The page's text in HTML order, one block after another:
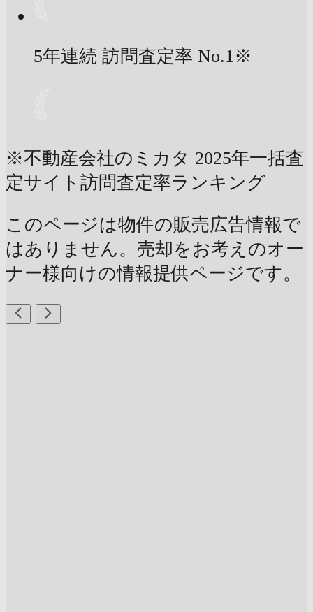
5年連続 訪問査定率 No.1※
※不動産会社のミカタ 2025年一括査
定サイト訪問査定率ランキング
このページは物件の販売広告情報で
はありません。売却をお考えのオー
ナー様向けの情報提供ページです。